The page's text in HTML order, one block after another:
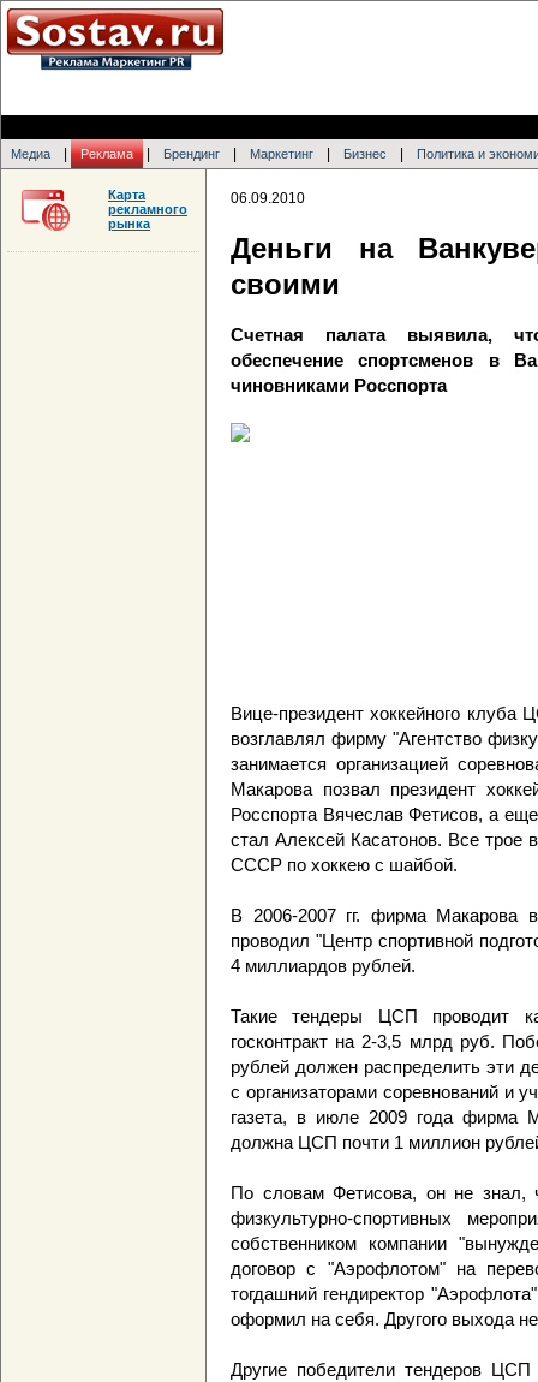
Медиа Реклама Брендинг Маркетинг Бизнес Политика и
06.09.2010
Деньги на
своими
Счетная палата выявила,
обеспечение спортсменов в
чиновниками Росспорта
Вице-президент хоккейного клуба
возглавлял фирму "Агентство
занимается организацией
Макарова позвал президент
Росспорта Вячеслав Фетисов, а
стал Алексей Касатонов. Все трое
СССР по хоккею с шайбой.
В 2006-2007 гг. фирма Макарова
проводил "Центр спортивной
4 миллиардов рублей.
Такие тендеры ЦСП проводит
госконтракт на 2-3,5 млрд руб.
рублей должен распределить эти
с организаторами соревнований и
газета, в июле 2009 года фирма
должна ЦСП почти 1 миллион
По словам Фетисова, он не знал,
физкультурно-спортивных
собственником компании
договор с "Аэрофлотом" на
тогдашний гендиректор
оформил на себя. Другого выхода
Другие победители тендеров ЦСП
Карта
рекламного
рынка